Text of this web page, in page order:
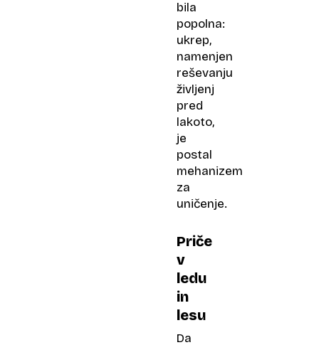
bila
popolna:
ukrep,
namenjen
reševanju
življenj
pred
lakoto,
je
postal
mehanizem
za
uničenje.
Priče
v
ledu
in
lesu
Da